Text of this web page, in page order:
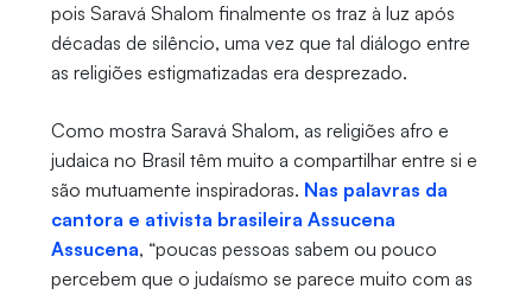
pois Saravá Shalom finalmente os traz à luz após
décadas de silêncio, uma vez que tal diálogo entre
as religiões estigmatizadas era desprezado.
Como mostra Saravá Shalom, as religiões afro e
judaica no Brasil têm muito a compartilhar entre si e
são mutuamente inspiradoras. Nas palavras da
cantora e ativista brasileira Assucena
Assucena, “poucas pessoas sabem ou pouco
percebem que o judaísmo se parece muito com as